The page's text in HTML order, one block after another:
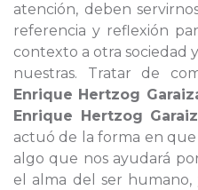
atención, deben
referencia y reflexión
contexto a otra sociedad
nuestras. Tratar de
Enrique Hertzog
Enrique Hertzog
actuó de la forma en
algo que nos ayudará
el alma del ser